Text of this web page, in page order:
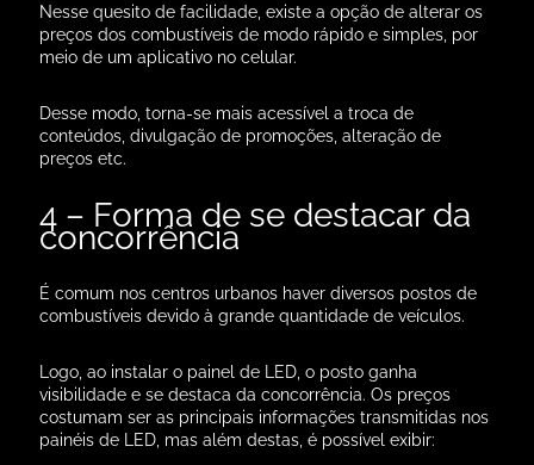
Nesse quesito de facilidade, existe a opção de alterar os
preços dos combustíveis de modo rápido e simples, por
meio de um aplicativo no celular.
Desse modo, torna-se mais acessível a troca de
conteúdos, divulgação de promoções, alteração de
preços etc.
4 – Forma de se destacar da
concorrência
É comum nos centros urbanos haver diversos postos de
combustíveis devido à grande quantidade de veículos.
Logo, ao instalar o painel de LED, o posto ganha
visibilidade e se destaca da concorrência.Os preços
costumam ser as principais informações transmitidas nos
painéis de LED, mas além destas, é possível exibir: